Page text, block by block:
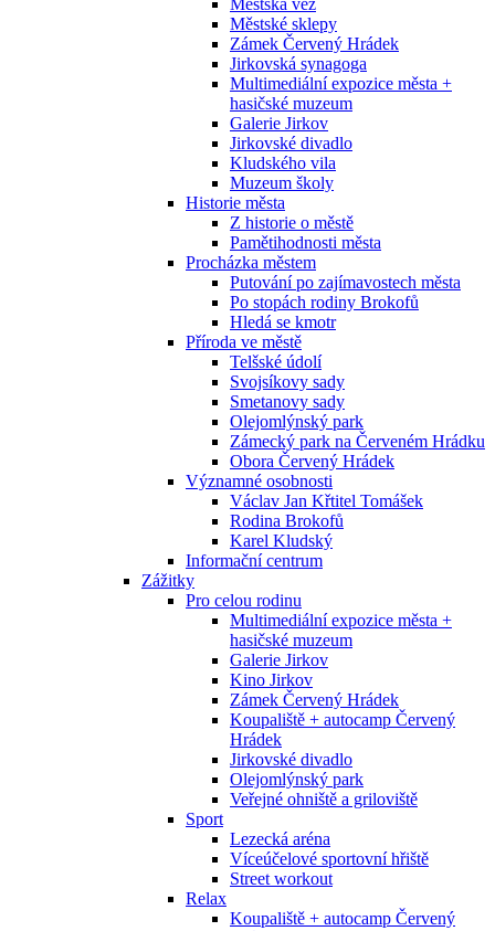
Městská věž
Městské sklepy
Zámek Červený Hrádek
Jirkovská synagoga
Multimediální expozice města +
hasičské muzeum
Galerie Jirkov
Jirkovské divadlo
Kludského vila
Muzeum školy
Historie města
Z historie o městě
Pamětihodnosti města
Procházka městem
Putování po zajímavostech města
Po stopách rodiny Brokofů
Hledá se kmotr
Příroda ve městě
Telšské údolí
Svojsíkovy sady
Smetanovy sady
Olejomlýnský park
Zámecký park na Červeném Hrádku
Obora Červený Hrádek
Významné osobnosti
Václav Jan Křtitel Tomášek
Rodina Brokofů
Karel Kludský
Informační centrum
Zážitky
Pro celou rodinu
Multimediální expozice města +
hasičské muzeum
Galerie Jirkov
Kino Jirkov
Zámek Červený Hrádek
Koupaliště + autocamp Červený
Hrádek
Jirkovské divadlo
Olejomlýnský park
Veřejné ohniště a griloviště
Sport
Lezecká aréna
Víceúčelové sportovní hřiště
Street workout
Relax
Koupaliště + autocamp Červený